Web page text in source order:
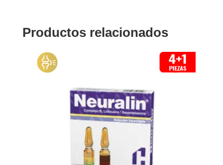
Productos relacionados